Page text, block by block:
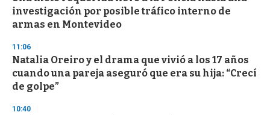
c
o
n
investigación por posible tráfico interno de
armas en Montevideo
11:06
Natalia Oreiro y el drama que vivió a los 17 años
cuando una pareja aseguró que era su hija: “Crecí
de golpe”
10:40